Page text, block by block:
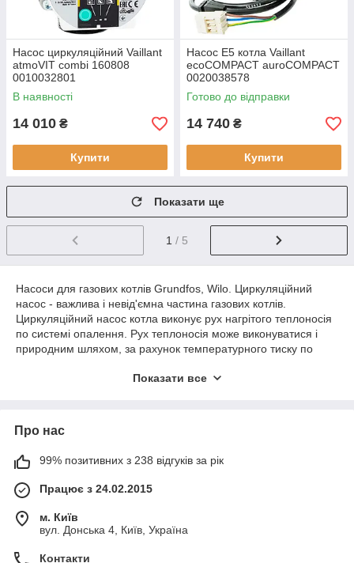
Насос циркуляційний Vaillant
atmoVIT combi 160808
0010032801
В наявності
14 010 ₴
Купити
Насос E5 котла Vaillant
ecoCOMPACT auroCOMPACT
0020038578
Готово до відправки
14 740 ₴
Купити
Показати ще
1 / 5
Насоси для газових котлів Grundfos, Wilo. Циркуляційний
насос - важлива і невід'ємна частина газових котлів.
Циркуляційний насос котла виконує рух нагрітого теплоносія
по системі опалення. Рух теплоносія може виконуватися і
природним шляхом, за рахунок температурного тиску по
вимогливими конструктивно. Виникає питання, чому газові
Система опалення, змонтована з насосом, в першу чергу, не
вимоглива до діаметрам, ухилам труб, і значно сильніше в
напорі. Рух води по батареях не залежно від температури
теплоносія значно підвищує коефіцієнт корисної дії передачі
тепла від котла. Насос газового котла завжди одноманітний в
роботі - робоче колесо, обертаючись на осі вала рухає воду,
нагнітаючи натиск лопатями через равлика колектора і
теплообмінник котла. Провідними виробниками насосів котла
Grundfos, Wilo, Askoll, Salmson, Dab. Дуже часто виникають
Показати все
Про нас
99% позитивних з 238 відгуків за рік
Працює з 24.02.2015
м. Київ
вул. Донська 4, Київ, Україна
Контакти